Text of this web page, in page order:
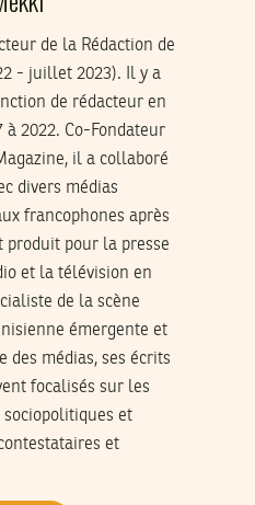
de la Rédaction de
- juillet 2023). Il y a
de rédacteur en
à 2022. Co-Fondateur
il a collaboré
divers médias
francophones après
produit pour la presse
et la télévision en
de la scène
émergente et
des médias, ses écrits
focalisés sur les
sociopolitiques et
et